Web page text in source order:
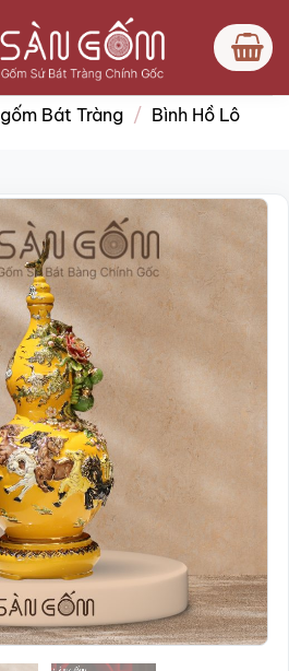
Bát Tràng / Bình Hồ Lô